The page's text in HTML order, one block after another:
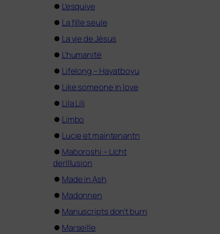
⏺ L’esquive
⏺ La fil­le seule
⏺ La vie de Jésus
⏺ L’humanité
⏺ Lifelong – Hayatboyu
⏺ Like someone in love
⏺ Lila Lili
⏺ Limbo
⏺ Lucie et maintenantn
⏺ Maboroshi – Licht
derIllusion
⏺ Made in Ash
⏺ Madonnen
⏺ Manuscripts don’t burn
⏺ Marseille